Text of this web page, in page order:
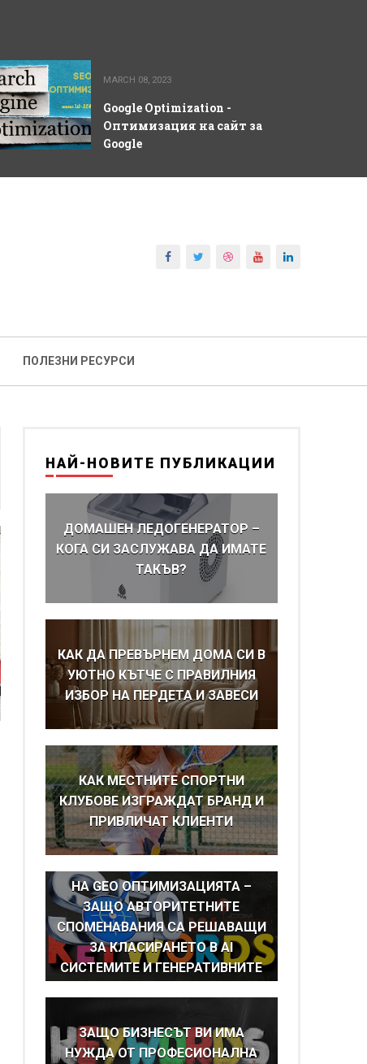
MARCH 08, 2023
Google Optimization -
Оптимизация на сайт за
Google
ПОЛЕЗНИ РЕСУРСИ
НАЙ-НОВИТЕ ПУБЛИКАЦИИ
ДОМАШЕН ЛЕДОГЕНЕРАТОР –
КОГА СИ ЗАСЛУЖАВА ДА ИМАТЕ
ТАКЪВ?
КАК ДА ПРЕВЪРНЕМ ДОМА СИ В
УЮТНО КЪТЧЕ С ПРАВИЛНИЯ
ИЗБОР НА ПЕРДЕТА И ЗАВЕСИ
КАК МЕСТНИТЕ СПОРТНИ
КЛУБОВЕ ИЗГРАЖДАТ БРАНД И
ПРИВЛИЧАТ КЛИЕНТИ
НА GEO ОПТИМИЗАЦИЯТА –
ЗАЩО АВТОРИТЕТНИТЕ
СПОМЕНАВАНИЯ СА РЕШАВАЩИ
ЗА КЛАСИРАНЕТО В AI
СИСТЕМИТЕ И ГЕНЕРАТИВНИТЕ
ЗАЩО БИЗНЕСЪТ ВИ ИМА
НУЖДА ОТ ПРОФЕСИОНАЛНА